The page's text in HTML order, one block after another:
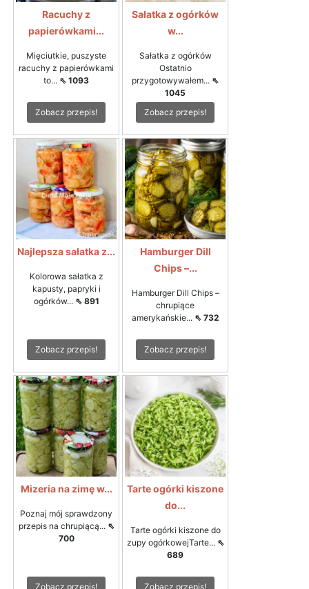
Racuchy z
papierówkami...
Mięciutkie, puszyste
racuchy z papierówkami
to... ⇖ 1093
Zobacz przepis!
Sałatka z ogórków
w...
Sałatka z ogórków
Ostatnio
przygotowywałem... ⇖
1045
Zobacz przepis!
Najlepsza sałatka z...
Kolorowa sałatka z
kapusty, papryki i
ogórków... ⇖ 891
Zobacz przepis!
Hamburger Dill
Chips –...
Hamburger Dill Chips –
chrupiące
amerykańskie... ⇖ 732
Zobacz przepis!
Mizeria na zimę w...
Poznaj mój sprawdzony
przepis na chrupiącą... ⇖
700
Zobacz przepis!
Tarte ogórki kiszone
do...
Tarte ogórki kiszone do
zupy ogórkowejTarte... ⇖
689
Zobacz przepis!